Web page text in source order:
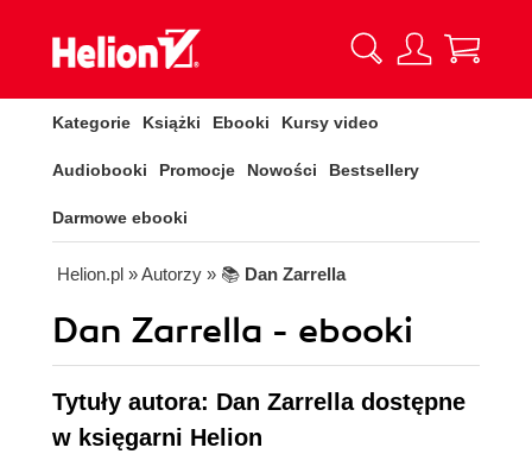
Kategorie Książki Ebooki Kursy video
Audiobooki Promocje Nowości Bestsellery
Darmowe ebooki
Helion.pl » Autorzy » 📚 Dan Zarrella
Dan Zarrella - ebooki
Tytuły autora: Dan Zarrella dostępne
w księgarni Helion